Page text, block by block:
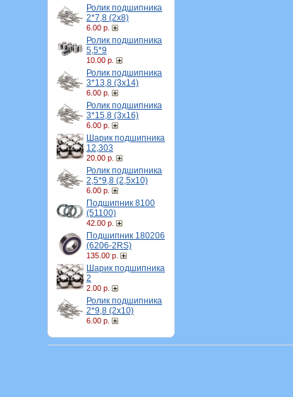
Ролик подшипника
2*7,8 (2х8)
6.00 р.
Ролик подшипника
5,5*9
10.00 р.
Ролик подшипника
3*13,8 (3х14)
6.00 р.
Ролик подшипника
3*15,8 (3х16)
6.00 р.
Шарик подшипника
12,303
20.00 р.
Ролик подшипника
2,5*9,8 (2,5х10)
6.00 р.
Подшипник 8100
(51100)
42.00 р.
Подшипник 180206
(6206-2RS)
135.00 р.
Шарик подшипника
2
2.00 р.
Ролик подшипника
2*9,8 (2х10)
6.00 р.